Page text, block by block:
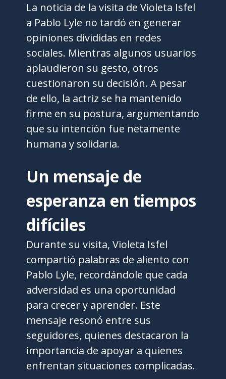
La noticia de la visita de Violeta Isfel
a Pablo Lyle no tardó en generar
opiniones divididas en redes
sociales. Mientras algunos usuarios
aplaudieron su gesto, otros
cuestionaron su decisión. A pesar
de ello, la actriz se ha mantenido
firme en su postura, argumentando
que su intención fue netamente
humana y solidaria.
Un mensaje de
esperanza en tiempos
difíciles
Durante su visita, Violeta Isfel
compartió palabras de aliento con
Pablo Lyle, recordándole que cada
adversidad es una oportunidad
para crecer y aprender. Este
mensaje resonó entre sus
seguidores, quienes destacaron la
importancia de apoyar a quienes
enfrentan situaciones complicadas.